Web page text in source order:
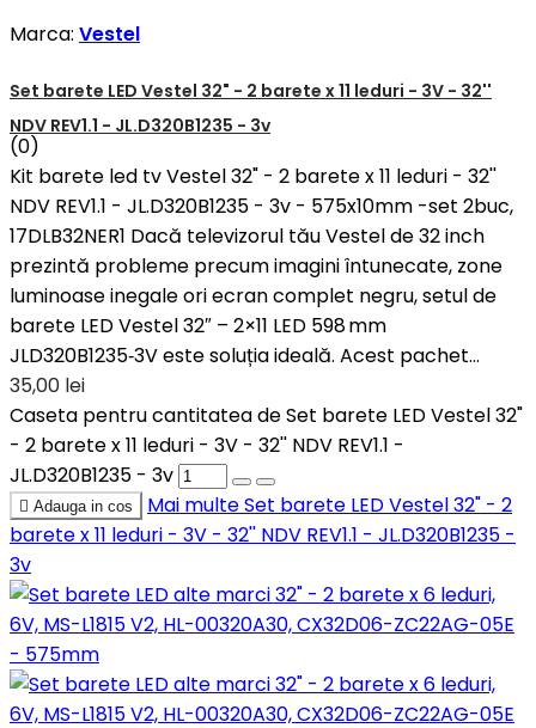
Marca: Vestel
Set barete LED Vestel 32" - 2 barete x 11 leduri - 3V - 32''
NDV REV1.1 - JL.D320B1235 - 3v
(0)
Kit barete led tv Vestel 32" - 2 barete x 11 leduri - 32''
NDV REV1.1 - JL.D320B1235 - 3v - 575x10mm -set 2buc,
17DLB32NER1 Dacă televizorul tău Vestel de 32 inch
prezintă probleme precum imagini întunecate, zone
luminoase inegale ori ecran complet negru, setul de
barete LED Vestel 32″ – 2×11 LED 598 mm
JLD320B1235‑3V este soluția ideală. Acest pachet...
35,00 lei
Caseta pentru cantitatea de Set barete LED Vestel 32"
- 2 barete x 11 leduri - 3V - 32'' NDV REV1.1 -
JL.D320B1235 - 3v
 Adauga in cos Mai multeSet barete LED Vestel 32" - 2
barete x 11 leduri - 3V - 32'' NDV REV1.1 - JL.D320B1235 -
3v